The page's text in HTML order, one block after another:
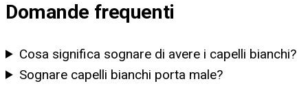
Domande frequenti
Cosa significa sognare di avere i capelli bianchi?
Sognare capelli bianchi porta male?